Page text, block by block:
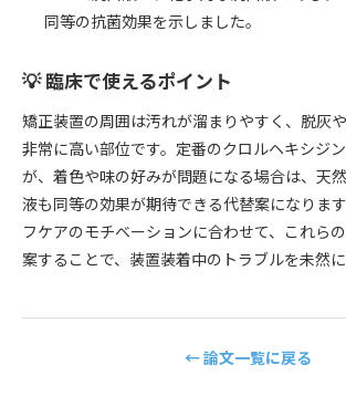
同等の抗菌効果を示しました。
💡 臨床で使えるポイント
矯正装置の周囲は汚れが溜まりやすく、脱灰
非常に高い部位です。定番のクロルヘキシジ
が、着色や味の好みが問題になる場合は、天
液も同等の効果が期待できる代替案になりま
フケアのモチベーションに合わせて、これら
案することで、装置装着中のトラブルを未然に
← 論文一覧に戻る